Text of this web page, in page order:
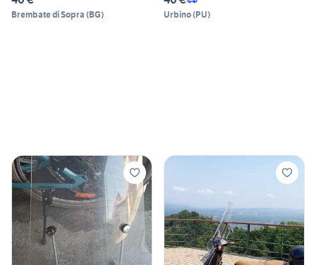
Brembate di Sopra (BG) Urbino(PU)